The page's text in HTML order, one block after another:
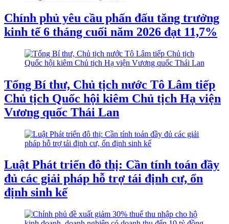
Chính phủ yêu cầu phấn đấu tăng trưởng
kinh tế 6 tháng cuối năm 2026 đạt 11,7%
Tổng Bí thư, Chủ tịch nước Tô Lâm tiếp
Chủ tịch Quốc hội kiêm Chủ tịch Hạ viện
Vương quốc Thái Lan
Luật Phát triển đô thị: Cần tính toán đầy
đủ các giải pháp hỗ trợ tái định cư, ổn
định sinh kế